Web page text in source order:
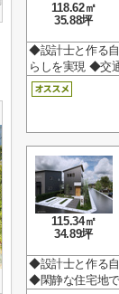
118.62㎡
35.88坪
◆設計士と作る
らしを実現 ◆交
115.34㎡
34.89坪
◆設計士と作る
◆閑静な住宅地